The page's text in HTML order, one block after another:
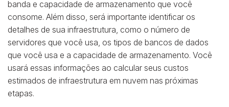
banda e capacidade de armazenamento que você
consome. Além disso, será importante identificar os
detalhes de sua infraestrutura, como o número de
servidores que você usa, os tipos de bancos de dados
que você usa e a capacidade de armazenamento. Você
usará essas informações ao calcular seus custos
estimados de infraestrutura em nuvem nas próximas
etapas.